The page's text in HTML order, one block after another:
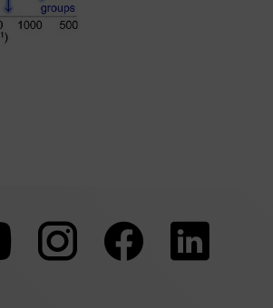
Zu
unserer
Zu
unserer
Zu
unserer